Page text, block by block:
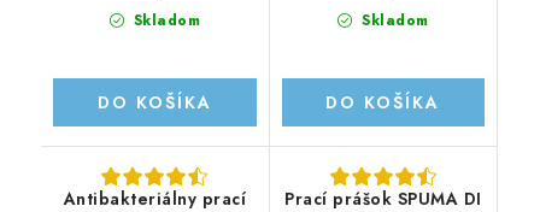
Skladom
DO KOŠÍKA
Skladom
DO KOŠÍKA
Antibakteriálny prací
Prací prášok SPUMA DI